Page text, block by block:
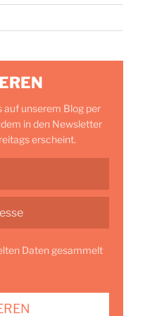
auf unserem Blog per
in den Newsletter
erscheint.
Daten gesammelt